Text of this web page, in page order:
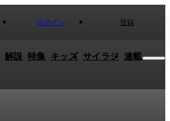
ログイン 登録
解説 特集 キッズ サイラジ 連載